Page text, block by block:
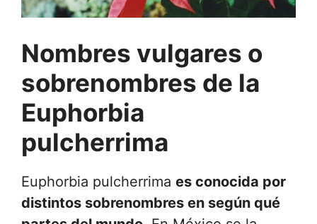
Nombres vulgares o
sobrenombres de la
Euphorbia
pulcherrima
Euphorbia pulcherrima es conocida por
distintos sobrenombres en según qué